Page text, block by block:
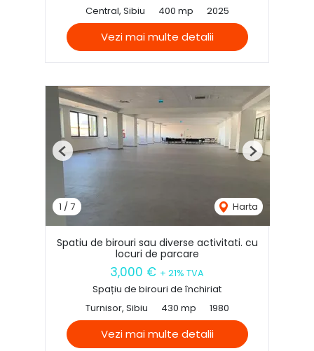
Central, Sibiu
400 mp 2025
Vezi mai multe detalii
1 / 7 Harta
Previous Next
Spatiu de birouri sau diverse activitati. cu
locuri de parcare
3,000 € + 21% TVA
Spațiu de birouri de închiriat
Turnisor, Sibiu
430 mp 1980
Vezi mai multe detalii